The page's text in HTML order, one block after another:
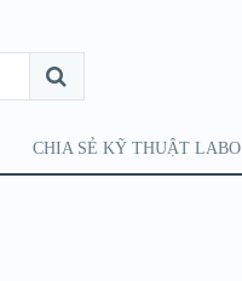
CHIA SẺ KỸ THUẬT LABO